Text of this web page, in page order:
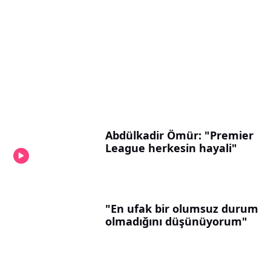
Abdülkadir Ömür: "Premier
League herkesin hayali"
"En ufak bir olumsuz durum
olmadığını düşünüyorum"